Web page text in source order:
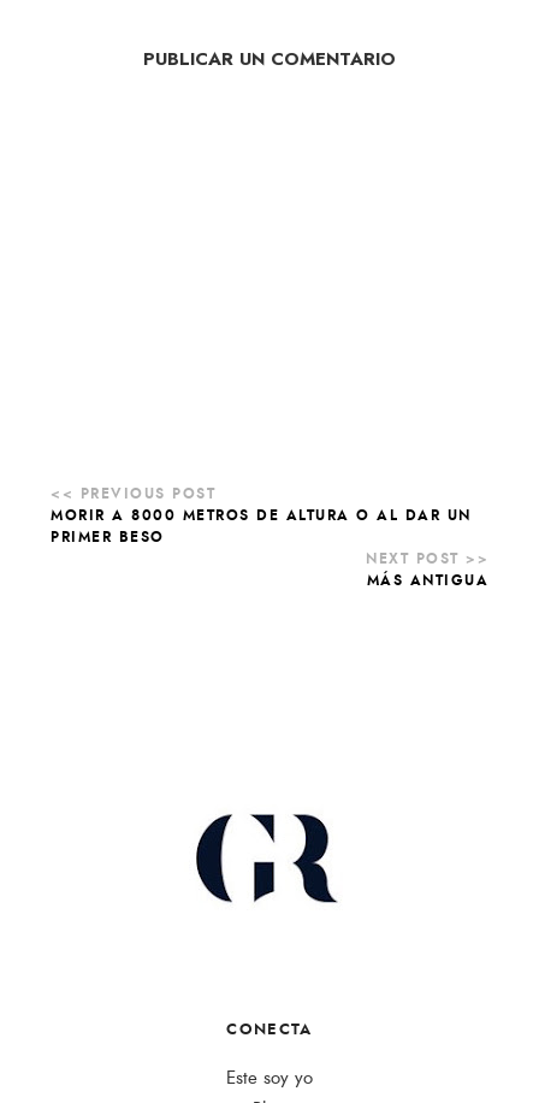
PUBLICAR UN COMENTARIO
MORIR A 8000 METROS DE ALTURA O AL DAR UN
PRIMER BESO
MÁS ANTIGUA
CONECTA
Este soy yo